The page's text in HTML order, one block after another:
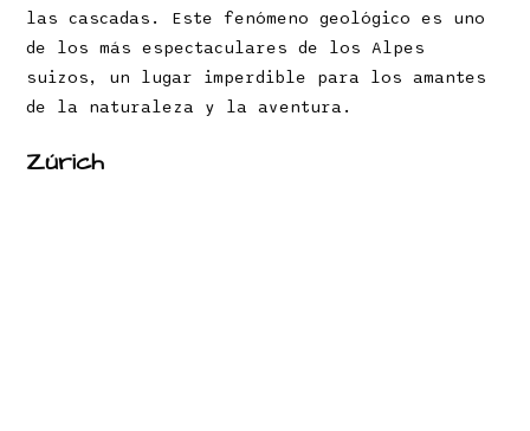
las cascadas. Este fenómeno geológico es uno
de los más espectaculares de los Alpes
suizos, un lugar imperdible para los amantes
de la naturaleza y la aventura.
Zúrich